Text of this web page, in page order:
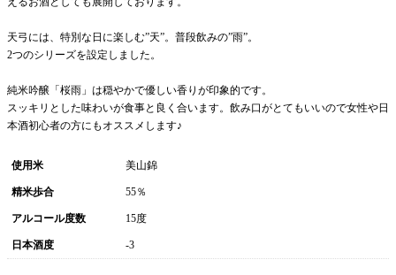
天弓には、特別な日に楽しむ”天”。普段飲みの”雨”。
2つのシリーズを設定しました。
純米吟醸「桜雨」は穏やかで優しい香りが印象的です。
スッキリとした味わいが食事と良く合います。飲み口がとてもいいので女性や日
本酒初心者の方にもオススメします♪
使用米 美山錦
精米歩合 55％
アルコール度数 15度
日本酒度 -3